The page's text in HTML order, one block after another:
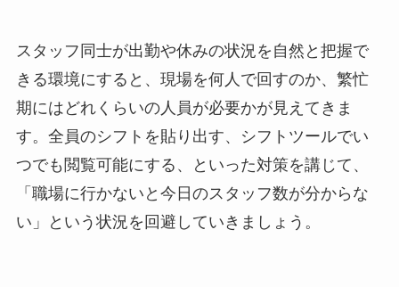
スタッフ同士が出勤や休みの状況を自然と把握で
きる環境にすると、現場を何人で回すのか、繁忙
期にはどれくらいの人員が必要かが見えてきま
す。全員のシフトを貼り出す、シフトツールでい
つでも閲覧可能にする、といった対策を講じて、
「職場に行かないと今日のスタッフ数が分からな
い」という状況を回避していきましょう。